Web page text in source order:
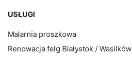
USŁUGI
Malarnia proszkowa
Renowacja felg Białystok / Wasilków